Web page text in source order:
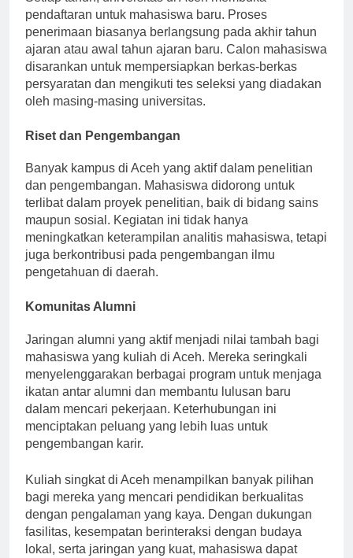
pendaftaran untuk mahasiswa baru. Proses
penerimaan biasanya berlangsung pada akhir tahun
ajaran atau awal tahun ajaran baru. Calon mahasiswa
disarankan untuk mempersiapkan berkas-berkas
persyaratan dan mengikuti tes seleksi yang diadakan
oleh masing-masing universitas.
Riset dan Pengembangan
Banyak kampus di Aceh yang aktif dalam penelitian
dan pengembangan. Mahasiswa didorong untuk
terlibat dalam proyek penelitian, baik di bidang sains
maupun sosial. Kegiatan ini tidak hanya
meningkatkan keterampilan analitis mahasiswa, tetapi
juga berkontribusi pada pengembangan ilmu
pengetahuan di daerah.
Komunitas Alumni
Jaringan alumni yang aktif menjadi nilai tambah bagi
mahasiswa yang kuliah di Aceh. Mereka seringkali
menyelenggarakan berbagai program untuk menjaga
ikatan antar alumni dan membantu lulusan baru
dalam mencari pekerjaan. Keterhubungan ini
menciptakan peluang yang lebih luas untuk
pengembangan karir.
Kuliah singkat di Aceh menampilkan banyak pilihan
bagi mereka yang mencari pendidikan berkualitas
dengan pengalaman yang kaya. Dengan dukungan
fasilitas, kesempatan berinteraksi dengan budaya
lokal, serta jaringan yang kuat, mahasiswa dapat